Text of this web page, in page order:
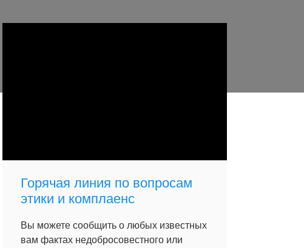
Горячая линия по вопросам
этики и комплаенс
Вы можете сообщить о любых известных
вам фактах недобросовестного или